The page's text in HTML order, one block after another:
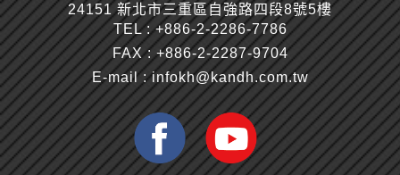
24151 新北市三重區自強路四段8號5樓
TEL :+886-2-2286-7786
FAX : +886-2-2287-9704
E-mail :infokh@kandh.com.tw